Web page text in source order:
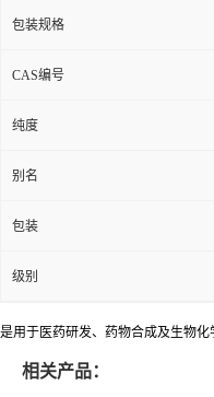
包装规格
CAS编号
纯度
别名
包装
级别
是用于医药研发、药物合成及生物
相关产品：